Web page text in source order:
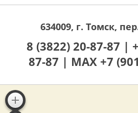
634009, г. Томск,
8 (3822) 20-87-87 |
87-87 | MAX +7